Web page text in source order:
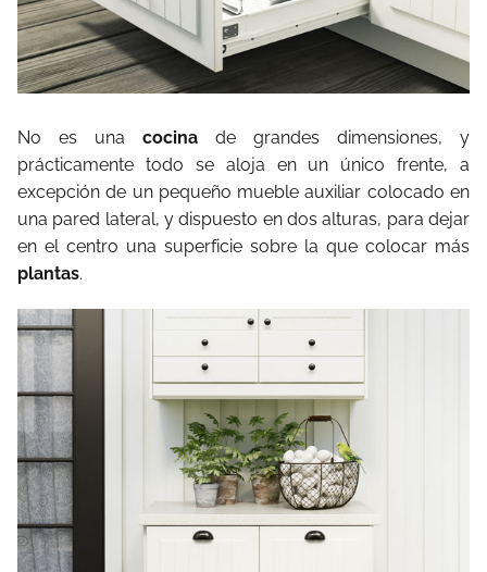
No es una cocina de grandes dimensiones, y
prácticamente todo se aloja en un único frente, a
excepción de un pequeño mueble auxiliar colocado en
una pared lateral, y dispuesto en dos alturas, para dejar
en el centro una superficie sobre la que colocar más
plantas.